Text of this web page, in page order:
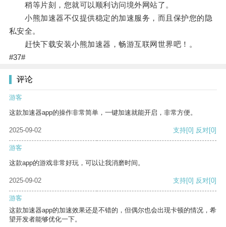
稍等片刻，您就可以顺利访问境外网站了。
小熊加速器不仅提供稳定的加速服务，而且保护您的隐
私安全。
赶快下载安装小熊加速器，畅游互联网世界吧！。
#37#
评论
游客
这款加速器app的操作非常简单，一键加速就能开启，非常方便。
2025-09-02 支持[0] 反对[0]
游客
这款app的游戏非常好玩，可以让我消磨时间。
2025-09-02 支持[0] 反对[0]
游客
这款加速器app的加速效果还是不错的，但偶尔也会出现卡顿的情况，希
望开发者能够优化一下。